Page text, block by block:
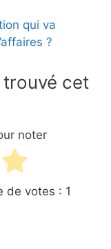
qui va
?
cet
noter
de votes : 1